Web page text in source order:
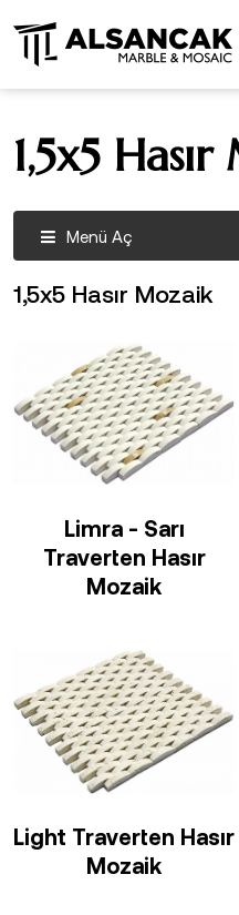
1,5x5
Menü Aç
1,5x5 Hasır Mozaik
Limra - Sarı
Traverten Hasır
Mozaik
Light Traverten Hasır
Mozaik